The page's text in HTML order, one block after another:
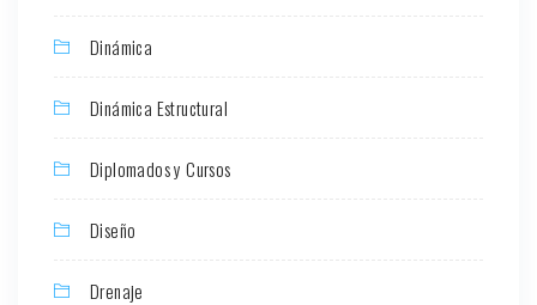
Dinámica
Dinámica Estructural
Diplomados y Cursos
Diseño
Drenaje